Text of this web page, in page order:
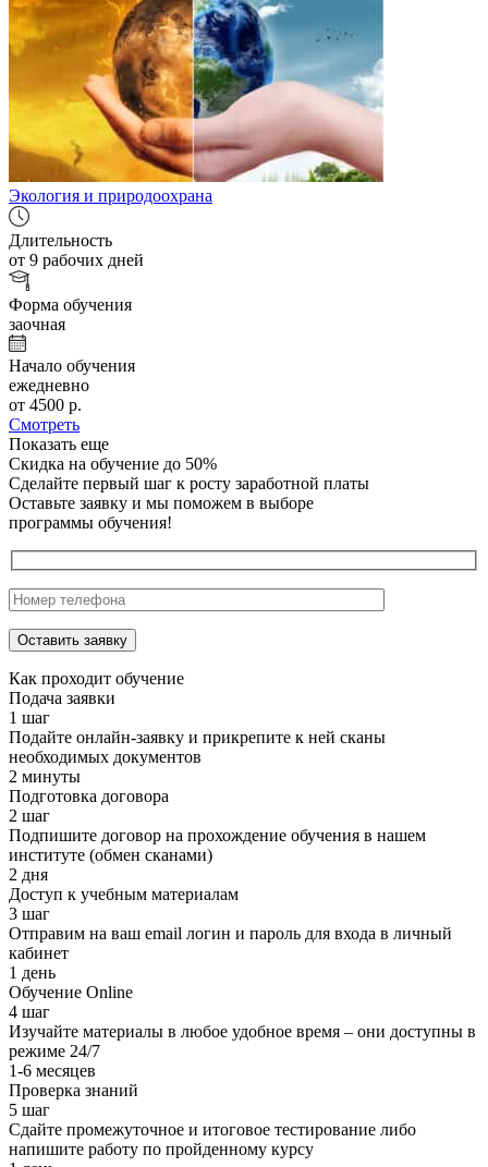
Экология и природоохрана
Длительность
от 9 рабочих дней
Форма обучения
заочная
Начало обучения
ежедневно
от 4500 р.
Смотреть
Показать еще
Cкидка на обучение до 50%
Сделайте первый шаг к росту заработной платы
Оставьте заявку и мы поможем в выборе
программы обучения!
Как проходит обучение
Подача заявки
1 шаг
Подайте онлайн-заявку и прикрепите к ней сканы
необходимых документов
2 минуты
Подготовка договора
2 шаг
Подпишите договор на прохождение обучения в нашем
институте (обмен сканами)
2 дня
Доступ к учебным материалам
3 шаг
Отправим на ваш email логин и пароль для входа в личный
кабинет
1 день
Обучение Online
4 шаг
Изучайте материалы в любое удобное время – они доступны в
режиме 24/7
1-6 месяцев
Проверка знаний
5 шаг
Сдайте промежуточное и итоговое тестирование либо
напишите работу по пройденному курсу